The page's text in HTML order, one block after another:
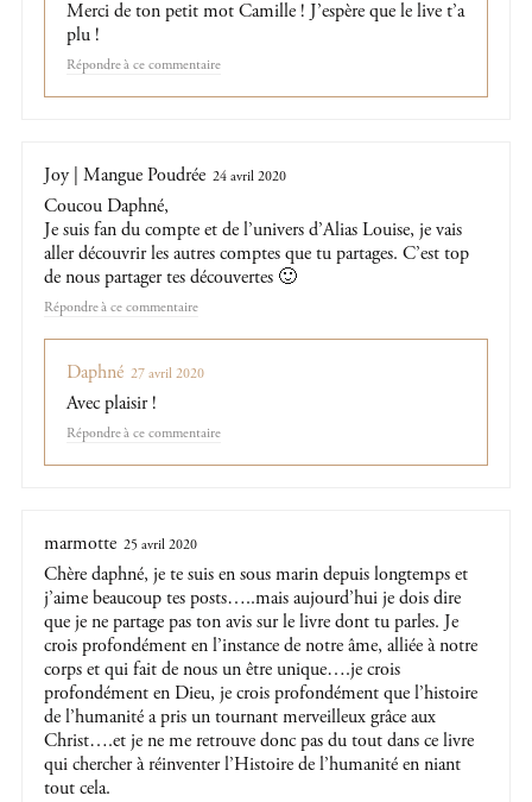
Merci de ton petit mot Camille ! J’espère que le live t’a
plu !
Répondre
Joy | Mangue Poudrée 24 avril 2020
Coucou Daphné,
Je suis fan du compte et de l’univers d’Alias Louise, je vais
aller découvrir les autres comptes que tu partages. C’est top
de nous partager tes découvertes 🙂
Répondre
Daphné 27 avril 2020
Avec plaisir !
Répondre
marmotte 25 avril 2020
Chère daphné, je te suis en sous marin depuis longtemps et
j’aime beaucoup tes posts…..mais aujourd’hui je dois dire
que je ne partage pas ton avis sur le livre dont tu parles. Je
crois profondément en l’instance de notre âme, alliée à notre
corps et qui fait de nous un être unique….je crois
profondément en Dieu, je crois profondément que l’histoire
de l’humanité a pris un tournant merveilleux grâce aux
Christ….et je ne me retrouve donc pas du tout dans ce livre
qui chercher à réinventer l’Histoire de l’humanité en niant
tout cela.